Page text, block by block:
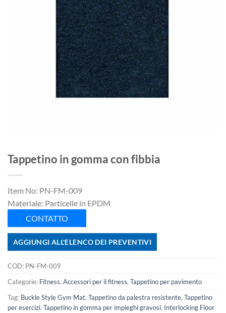
Tappetino in gomma con fibbia
Item No: PN-FM-009
Materiale: Particelle in EPDM
CONTATTO
AGGIUNGI ALL'ELENCO DEI PREVENTIVI
COD: PN-FM-009
Categorie: Fitness, Accessori per il fitness, Tappetino per pavimento
Tag: Buckle Style Gym Mat, Tappetino da palestra resistente, Tappetino
per esercizi, Tappetino in gomma per impieghi gravosi, Interlocking Floor